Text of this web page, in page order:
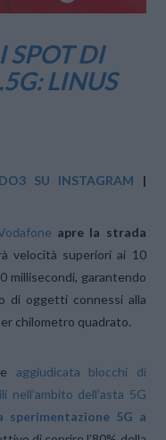
SPOT DI
LINUS
SU INSTAGRAM |
apre la strada
velocità superiori ai 10
millisecondi, garantendo
di oggetti connessi alla
chilometro quadrato.
aggiudicata blocchi di
dell’asta 5G
sperimentazione 5G a